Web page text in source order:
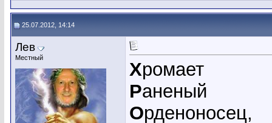
25.07.2012, 14:14
Лев
Местный
Хромает
Раненый
Орденоносец,